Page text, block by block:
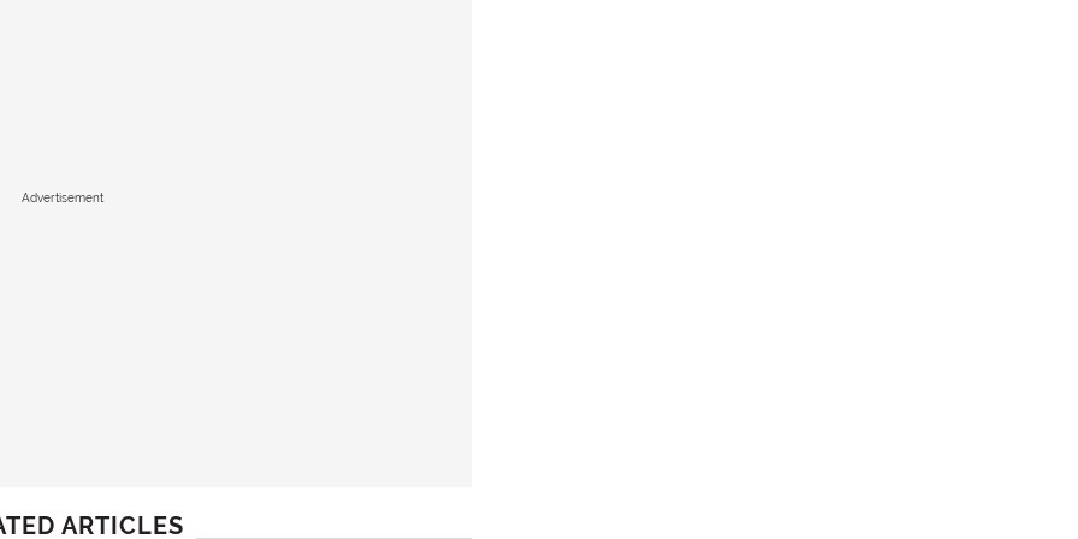
Advertisement
ARTICLES